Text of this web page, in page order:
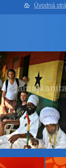
Úvodná